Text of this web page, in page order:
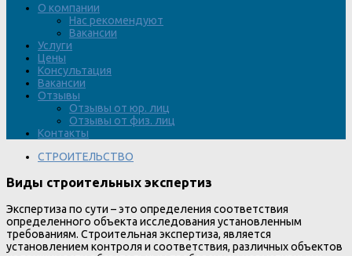
О компании
Нас рекомендуют
Вакансии
Услуги
Цены
Консультация
Вакансии
Отзывы
Отзывы от юр. лиц
Отзывы от физ. лиц
Контакты
СТРОИТЕЛЬСТВО
Виды строительных экспертиз
Экспертиза по сути – это определения соответствия
определенного объекта исследования установленным
требованиям. Строительная экспертиза, является
установлением контроля и соответствия, различных объектов